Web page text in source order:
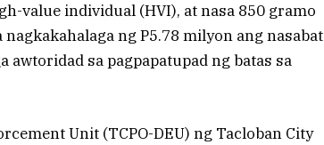
value individual (HVI), at nasa 850 gramo
ng P5.78 milyon ang nasabat
sa pagpapatupad ng batas sa
Unit (TCPO-DEU) ng Tacloban City